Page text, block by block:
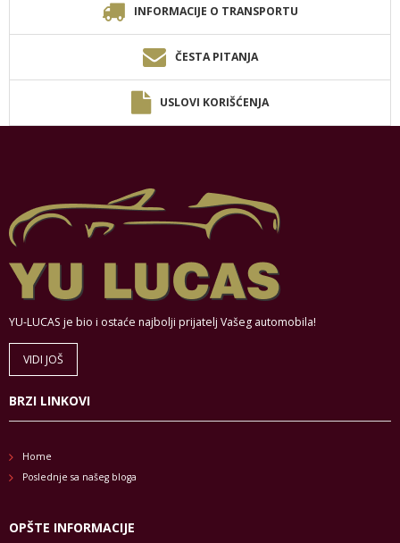
INFORMACIJE O TRANSPORTU
ČESTA PITANJA
USLOVI KORIŠĆENJA
YU-LUCAS je bio i ostaće najbolji prijatelj Vašeg automobila!
VIDI JOŠ
BRZI LINKOVI
Home
Poslednje sa našeg bloga
OPŠTE INFORMACIJE